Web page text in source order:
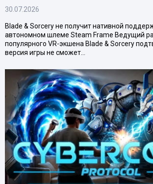
30.07.2026
Blade & Sorcery не получит нативной
автономном шлеме Steam Frame Ведущий
популярного VR-экшена Blade & Sorcery
версия игры не сможет…